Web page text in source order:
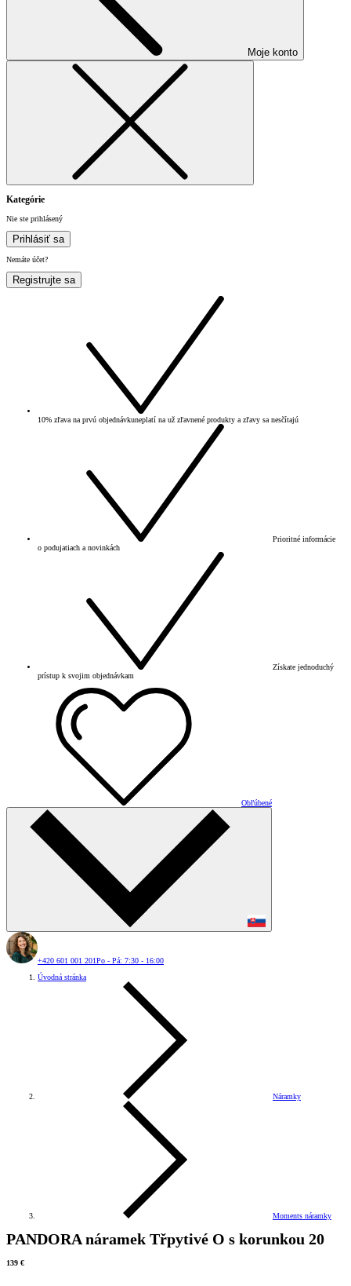
Moje konto
Kategórie
Nie ste prihlásený
Prihlásiť sa
Nemáte účet?
Registrujte sa
10% zľava na prvú objednávkuneplatí na už zľavnené produkty a zľavy sa nesčítajú
Prioritné informácie
o podujatiach a novinkách
Získate jednoduchý
prístup k svojim objednávkam
Obľúbené
+420 601 001 201Po - Pá: 7:30 - 16:00
Úvodná stránka
Náramky
Moments náramky
PANDORA náramek Třpytivé O s korunkou 20
139 €